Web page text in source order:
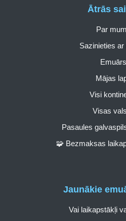
Ātrās
Par
Sazinieties
Emuārs
Mājas
Visi
Visas
Pasaules
🧩 Bezmaksas
Jaunākie
Vai laikapstākļi